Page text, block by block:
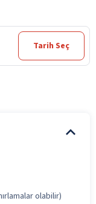
Tarih Seç
olabilir)